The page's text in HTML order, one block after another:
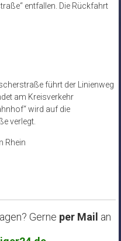
entfallen. Die Rückfahrt
führt der Linienweg
am Kreisverkehr
wird auf die
verlegt.
Rhein
Gerne per Mail an